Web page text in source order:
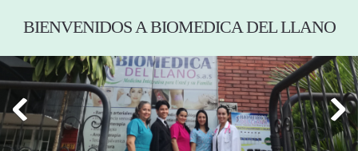
BIENVENIDOS A BIOMEDICA DEL LLANO